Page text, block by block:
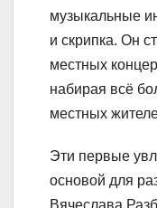
музыкальные
и скрипка. Он
местных
набирая всё
местных
Эти первые
основой для
Вячеслава